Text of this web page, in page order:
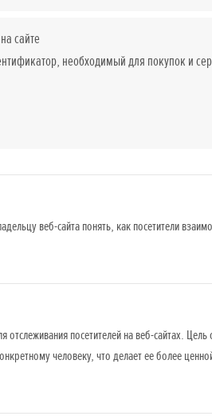
сайте
необходимый для покупок и
веб-сайта понять, как посетители
посетителей на веб-сайтах.
человеку, что делает ее более
закаленной швейцарской стали с